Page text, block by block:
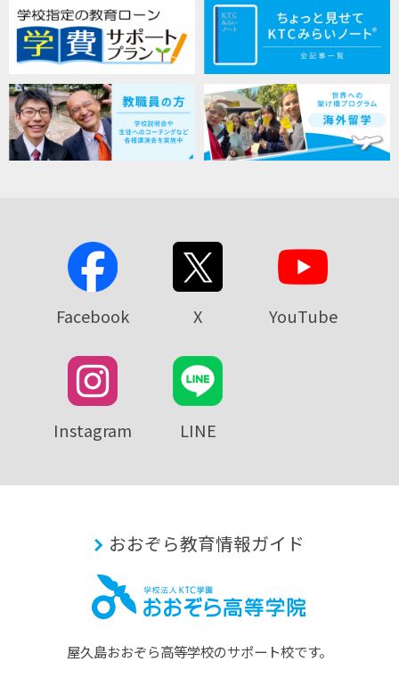
Facebook X YouTube
Instagram LINE
おおぞら教育情報ガイド
屋久島おおぞら⾼等学校のサポート校です。